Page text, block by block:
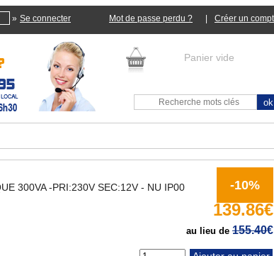
» Mot de passe perdu ?
Panier vide
300VA -PRI:230V SEC:12V - NU IP00 -10%
139.86€
au lieu de 155.40€